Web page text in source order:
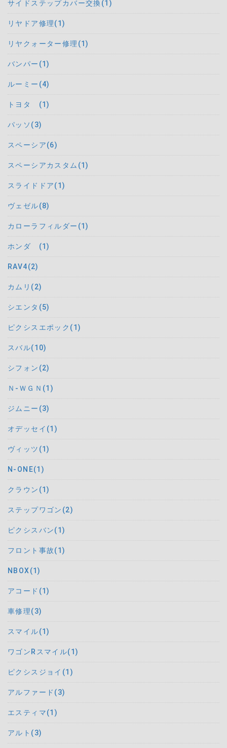
サイドステップカバー交換(1)
リヤドア修理(1)
リヤクォーター修理(1)
バンパー(1)
ルーミー(4)
トヨタ (1)
パッソ(3)
スペーシア(6)
スペーシアカスタム(1)
スライドドア(1)
ヴェゼル(8)
カローラフィルダー(1)
ホンダ (1)
RAV4(2)
カムリ(2)
シエンタ(5)
ピクシスエポック(1)
スバル(10)
シフォン(2)
Ｎ-ＷＧＮ(1)
ジムニー(3)
オデッセイ(1)
ヴィッツ(1)
N-ONE(1)
クラウン(1)
ステップワゴン(2)
ピクシスバン(1)
フロント事故(1)
NBOX(1)
アコード(1)
車修理(3)
スマイル(1)
ワゴンRスマイル(1)
ピクシスジョイ(1)
アルファード(3)
エスティマ(1)
アルト(3)